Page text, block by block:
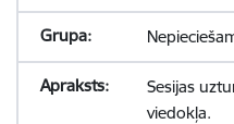
Sesijas
viedokļa.